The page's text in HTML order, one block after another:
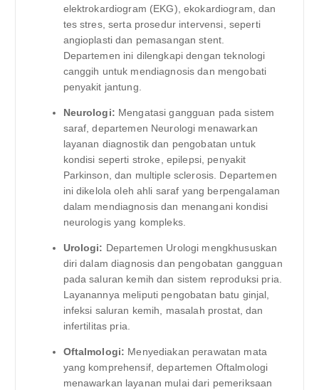
elektrokardiogram (EKG), ekokardiogram, dan
tes stres, serta prosedur intervensi, seperti
angioplasti dan pemasangan stent.
Departemen ini dilengkapi dengan teknologi
canggih untuk mendiagnosis dan mengobati
penyakit jantung.
Neurologi: Mengatasi gangguan pada sistem
saraf, departemen Neurologi menawarkan
layanan diagnostik dan pengobatan untuk
kondisi seperti stroke, epilepsi, penyakit
Parkinson, dan multiple sclerosis. Departemen
ini dikelola oleh ahli saraf yang berpengalaman
dalam mendiagnosis dan menangani kondisi
neurologis yang kompleks.
Urologi: Departemen Urologi mengkhususkan
diri dalam diagnosis dan pengobatan gangguan
pada saluran kemih dan sistem reproduksi pria.
Layanannya meliputi pengobatan batu ginjal,
infeksi saluran kemih, masalah prostat, dan
infertilitas pria.
Oftalmologi: Menyediakan perawatan mata
yang komprehensif, departemen Oftalmologi
menawarkan layanan mulai dari pemeriksaan